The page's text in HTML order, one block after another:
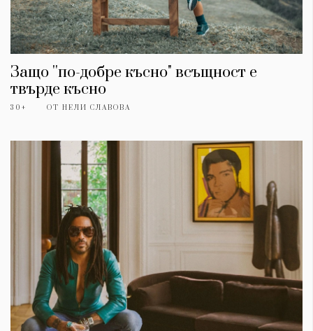
Защо ''по-добре късно" всъщност е
твърде късно
30+ ОТ НЕЛИ СЛАВОВА
КАТЕГОРИИ
Wine&Dine
Подкасти
Мода
Dialogue
Изкуство
ползване
За нас
Политика за